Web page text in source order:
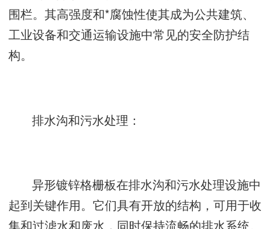
围栏。其高强度和*腐蚀性使其成为公共建筑、
工业设备和交通运输设施中常见的安全防护结
构。
排水沟和污水处理：
异形镀锌格栅板在排水沟和污水处理设施中
起到关键作用。它们具有开放的结构，可用于收
集和过滤水和废水，同时保持流畅的排水系统。